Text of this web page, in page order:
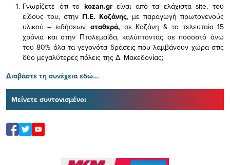
Γνωρίζετε ότι το kozan.gr είναι από τα ελάχισταsite, του
είδους του, στην Π.Ε. Κοζάνης, με παραγωγή πρωτογενούς
υλικού – ειδήσεων,σταθερά, σε Κοζάνη & τα τελευταία 15
χρόνια και στην Πτολεμαΐδα, καλύπτοντας σε ποσοστό άνω
του 80% όλα τα γεγονότα δράσεις που λαμβάνουν χώρα στις
δύο μεγαλύτερες πόλεις της Δ. Μακεδονίας;
Διαβάστε τη συνέχεια εδώ...
Μείνετε συντονισμένοι